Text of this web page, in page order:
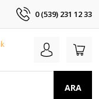
0 (539) 231 12 33
ARA